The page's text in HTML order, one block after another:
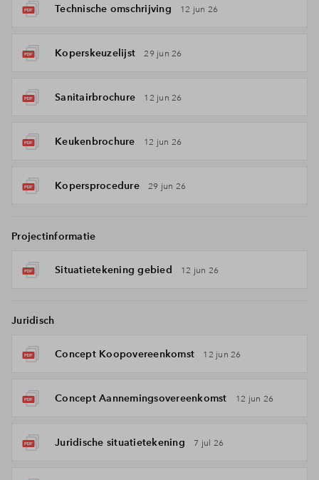
Technische omschrijving 12 jun 26
Koperskeuzelijst 29 jun 26
Sanitairbrochure 12 jun 26
Keukenbrochure 12 jun 26
Kopersprocedure 29 jun 26
Projectinformatie
Situatietekening gebied 12 jun 26
Juridisch
Concept Koopovereenkomst 12 jun 26
Concept Aannemingsovereenkomst 12 jun 26
Juridische situatietekening 7 jul 26